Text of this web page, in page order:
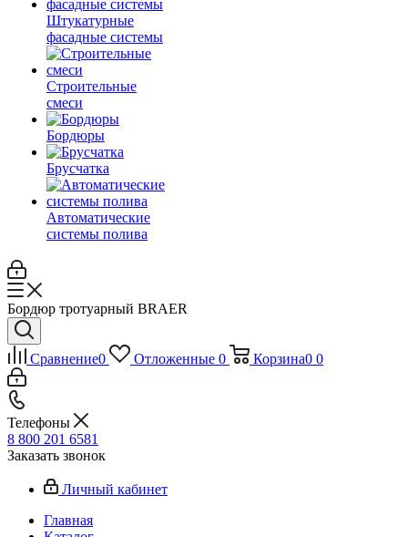
Штукатурные
фасадные системы
Строительные
смеси
Бордюры
Брусчатка
Автоматические
системы полива
Бордюр тротуарный BRAER
Сравнение0 Отложенные 0 Корзина0 0
Телефоны
8 800 201 6581
Заказать звонок
Личный кабинет
Главная